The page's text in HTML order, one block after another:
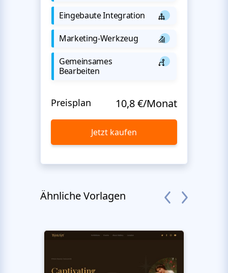
Eingebaute Integration
Marketing-Werkzeug
Gemeinsames
Bearbeiten
Preisplan 10,8 €/Monat
Jetzt kaufen
Ähnliche Vorlagen